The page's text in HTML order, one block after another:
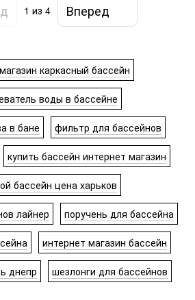
1 из 4 Вперед
каркасный бассейн
воды в бассейне
в бане фильтр для бассейнов
купить бассейн интернет магазин
бассейн цена харьков
лайнер поручень для бассейна
интернет магазин бассейн
днепр шезлонги для бассейнов